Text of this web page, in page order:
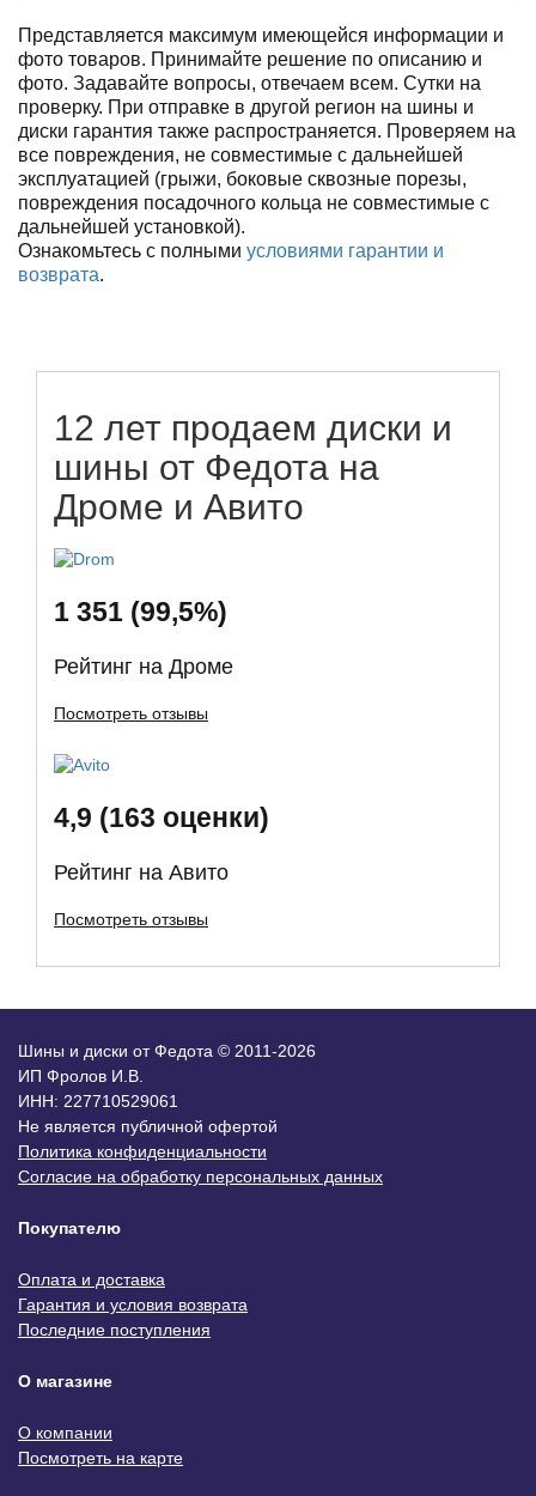
Представляется максимум имеющейся информации и
фото товаров. Принимайте решение по описанию и
фото. Задавайте вопросы, отвечаем всем. Сутки на
проверку. При отправке в другой регион на шины и
диски гарантия также распространяется. Проверяем на
все повреждения, не совместимые с дальнейшей
эксплуатацией (грыжи, боковые сквозные порезы,
повреждения посадочного кольца не совместимые с
дальнейшей установкой).
Ознакомьтесь с полными условиями гарантии и
возврата.
12 лет продаем диски и
шины от Федота на
Дроме и Авито
1 351 (99,5%)
Рейтинг на Дроме
Посмотреть отзывы
4,9 (163 оценки)
Рейтинг на Авито
Посмотреть отзывы
Шины и диски от Федота © 2011-2026
ИП Фролов И.В.
ИНН: 227710529061
Не является публичной офертой
Политика конфиденциальности
Согласие на обработку персональных данных
Покупателю
Оплата и доставка
Гарантия и условия возврата
Последние поступления
О магазине
О компании
Посмотреть на карте